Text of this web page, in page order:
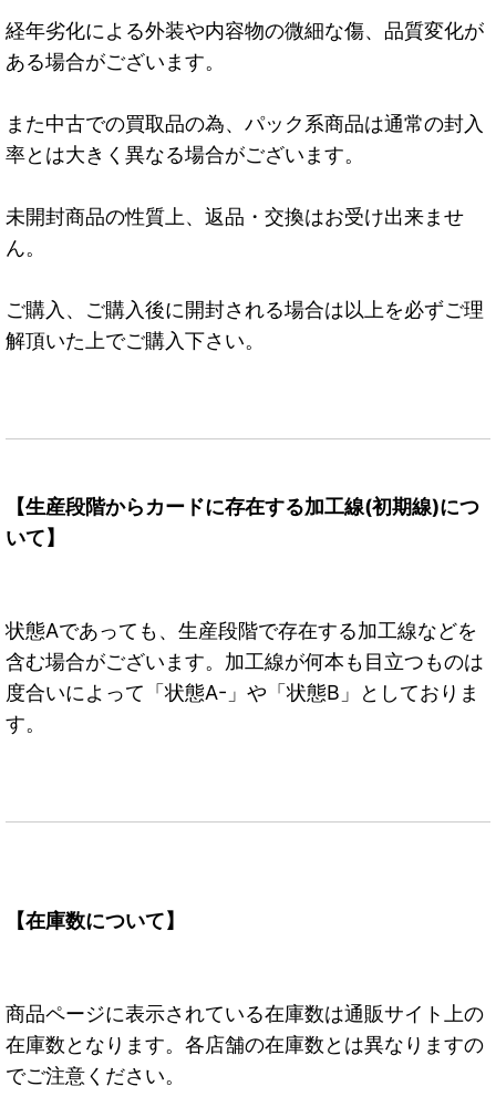
経年劣化による外装や内容物の微細な傷、品質変化が
ある場合がございます。
また中古での買取品の為、パック系商品は通常の封入
率とは大きく異なる場合がございます。
未開封商品の性質上、返品・交換はお受け出来ませ
ん。
ご購入、ご購入後に開封される場合は以上を必ずご理
解頂いた上でご購入下さい。
【生産段階からカードに存在する加工線(初期線)につ
いて】
状態Aであっても、生産段階で存在する加工線などを
含む場合がございます。加工線が何本も目立つものは
度合いによって「状態A-」や「状態B」としておりま
す。
【在庫数について】
商品ページに表示されている在庫数は通販サイト上の
在庫数となります。各店舗の在庫数とは異なりますの
でご注意ください。